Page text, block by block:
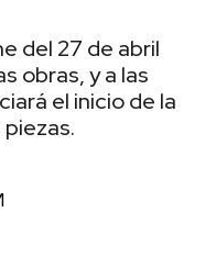
del 27 de abril
obras, y a las
el inicio de la